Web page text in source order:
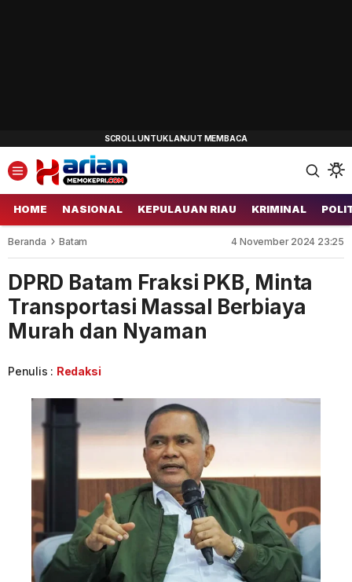
HOME NASIONAL KEPULAUAN RIAU KRIMINAL
Beranda Batam 4 November 2024 23:25
DPRD Batam Fraksi PKB, Minta
Transportasi Massal Berbiaya
Murah dan Nyaman
Penulis : Redaksi